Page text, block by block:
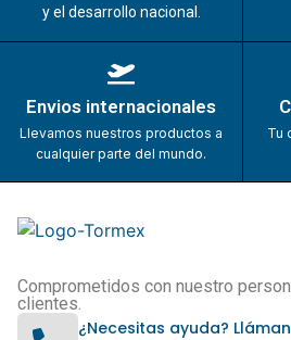
y el desarrollo nacional.
Envios internacionales
Llevamos nuestros productos a
cualquier parte del mundo.
Tu
Comprometidos con nuestro
clientes.
¿Necesitas ayuda?